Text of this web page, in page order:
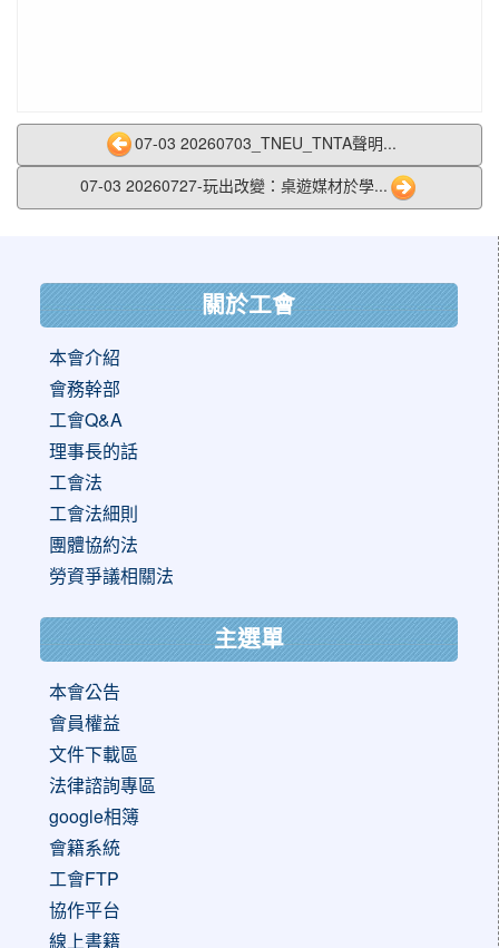
07-03 20260703_TNEU_TNTA聲明...
07-03 20260727-玩出改變：桌遊媒材於學...
關於工會
本會介紹
會務幹部
工會Q&A
理事長的話
工會法
工會法細則
團體協約法
勞資爭議相關法
主選單
本會公告
會員權益
文件下載區
法律諮詢專區
google相簿
會籍系統
工會FTP
協作平台
線上書籍